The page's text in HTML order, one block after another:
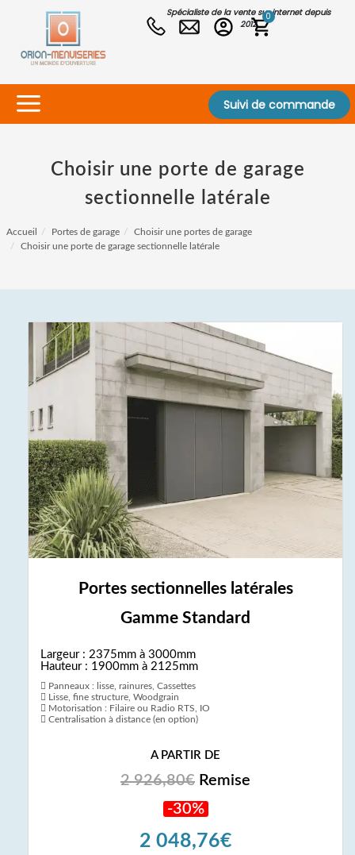
Spécialiste de la vente sur internet depuis
2012
0
Suivi de commande
Choisir une porte de garage
sectionnelle latérale
Accueil Portes de garage
Choisir une portes de garage
Choisir une porte de garage sectionnelle latérale
Portes sectionnelles latérales
Gamme Standard
Largeur : 2375mm à 3000mm
Hauteur : 1900mm à 2125mm
Panneaux : lisse, rainures, Cassettes
Lisse, fine structure, Woodgrain
Motorisation : Filaire ou Radio RTS, IO
Centralisation à distance (en option)
A PARTIR DE
2 926,80€ Remise
-30%
2 048,76€